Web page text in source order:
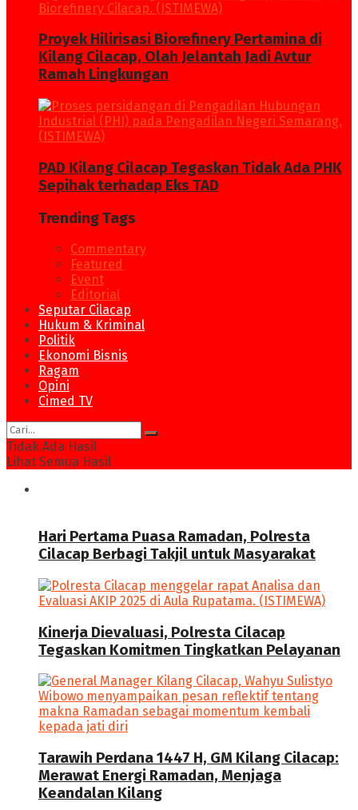
Proyek Hilirisasi Biorefinery Pertamina di
Kilang Cilacap, Olah Jelantah Jadi Avtur
Ramah Lingkungan
PAD Kilang Cilacap Tegaskan Tidak Ada PHK
Sepihak terhadap Eks TAD
Trending Tags
Commentary
Featured
Event
Editorial
Seputar Cilacap
Hukum & Kriminal
Politik
Ekonomi Bisnis
Ragam
Opini
Cimed TV
Tidak Ada Hasil
Lihat Semua Hasil
Hari Pertama Puasa Ramadan, Polresta
Cilacap Berbagi Takjil untuk Masyarakat
Kinerja Dievaluasi, Polresta Cilacap
Tegaskan Komitmen Tingkatkan Pelayanan
Tarawih Perdana 1447 H, GM Kilang Cilacap:
Merawat Energi Ramadan, Menjaga
Keandalan Kilang